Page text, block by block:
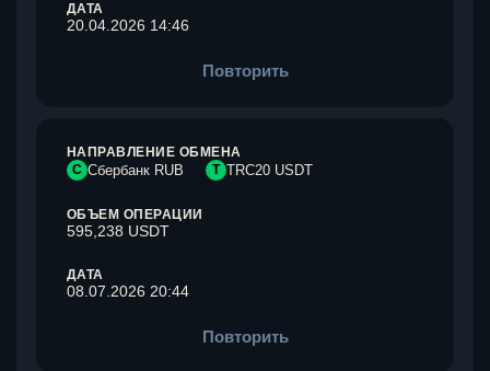
ДАТА
20.04.2026 14:46
Повторить
НАПРАВЛЕНИЕ ОБМЕНА
С Сбербанк RUB T TRC20 USDT
ОБЪЕМ ОПЕРАЦИИ
595,238 USDT
ДАТА
08.07.2026 20:44
Повторить